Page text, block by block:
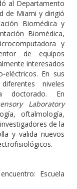
al Departamento
de Miami y dirigió
Biomédica y
Biomédica,
y
de equipos
interesados
eléctricos. En sus
niveles
doctorado. En
Laboratory
oftalmología,
de la
y valida nuevos
Escuela